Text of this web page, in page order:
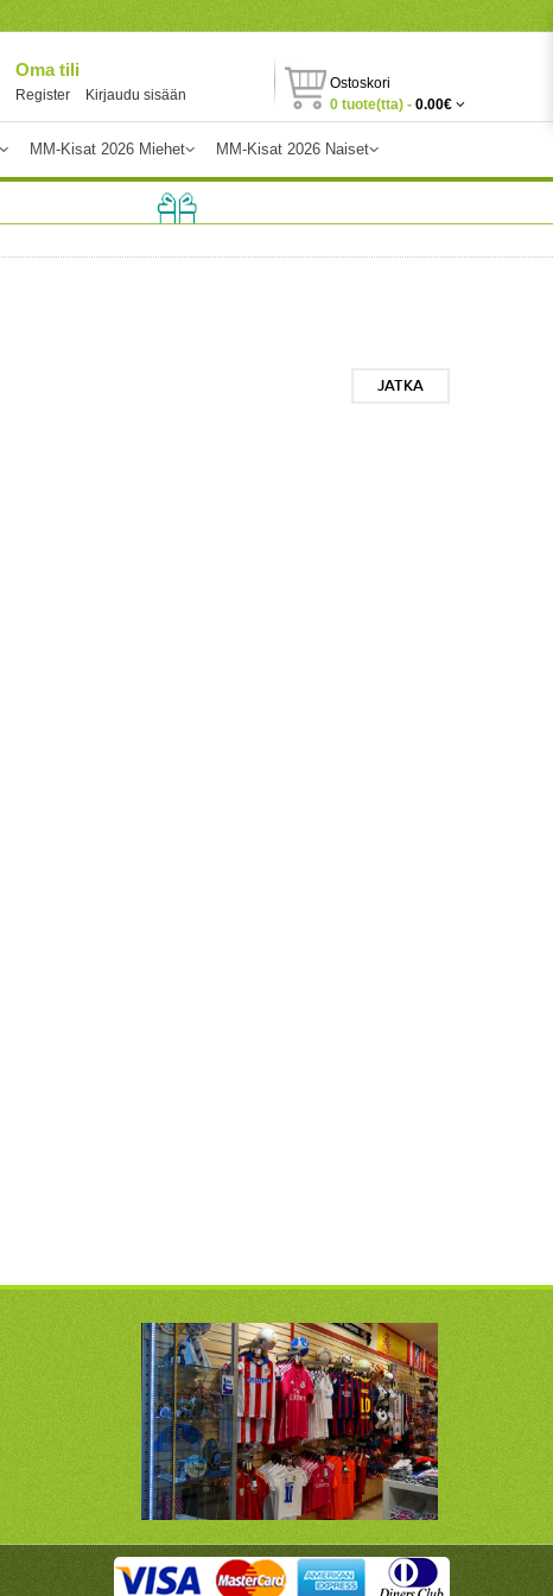
Oma tili
Register Kirjaudu sisään
Ostoskori
0 tuote(tta) - 0.00€
MM-Kisat 2026 Miehet MM-Kisat 2026 Naiset
JATKA